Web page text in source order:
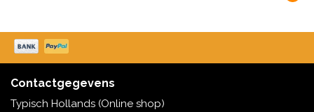
Contactgegevens
Typisch Hollands (Online shop)